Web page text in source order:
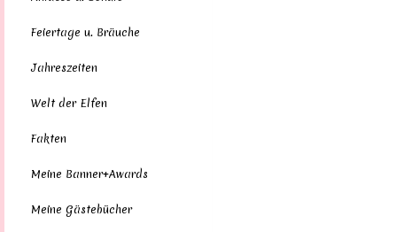
Feiertage u. Bräuche
Jahreszeiten
Welt der Elfen
Fakten
Meine Banner+Awards
Meine Gästebücher